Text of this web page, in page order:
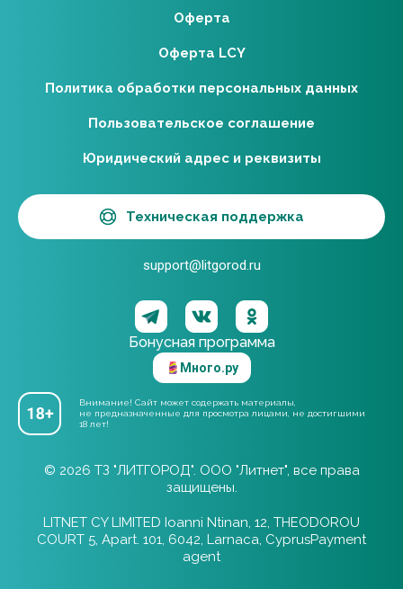
Бонусная программа
Много.ру
Внимание! Сайт может содержать материалы,
не предназначенные для просмотра лицами, не достигшими
18 лет!
Оферта
Оферта LCY
Политика обработки персональных данных
Пользовательское соглашение
Юридический адрес и реквизиты
Техническая поддержка
support@litgorod.ru
© 2026 ТЗ "ЛИТГОРОД". ООО "Литнет", все права
защищены.
LITNET CY LIMITED Ioanni Ntinan, 12, THEODOROU
COURT 5, Apart. 101, 6042, Larnaca, CyprusPayment
agent